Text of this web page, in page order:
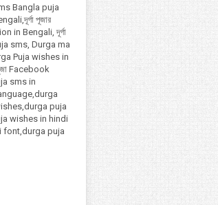
Bangla puja
পূজার
in Bengali, দূর্গা
sms, Durga ma
Puja wishes in
Facebook
sms in
puja
wishes in hindi
font,durga puja